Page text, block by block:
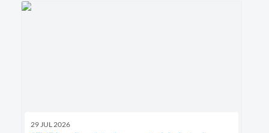
29 JUL 2026